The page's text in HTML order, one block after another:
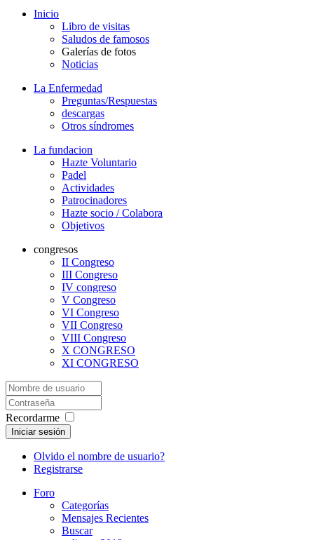
Inicio
Libro de visitas
Saludos de famosos
Galerías de fotos
Noticias
La Enfermedad
Preguntas/Respuestas
descargas
Otros síndromes
La fundacion
Hazte Voluntario
Padel
Actividades
Patrocinadores
Hazte socio / Colabora
Objetivos
congresos
II Congreso
III Congreso
IV congreso
V Congreso
VI Congreso
VII Congreso
VIII Congreso
X CONGRESO
XI CONGRESO
Recordarme
Iniciar sesión
Olvido el nombre de usuario?
Registrarse
Foro
Categorías
Mensajes Recientes
Buscar